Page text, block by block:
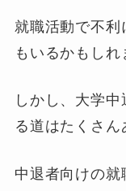
就職活動で不
もいるかもしれ
しかし、大学
る道はたくさん
中退者向けの就